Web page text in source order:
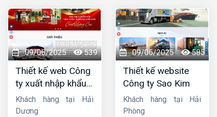
09/06/2025 539
Thiết kế web Công
ty xuất nhập khẩu
Thiên Thuận Phát
Khách hàng tại Hải
Dương
09/06/2025 585
Thiết kế website
Công ty Sao Kim
Khách hàng tại Hải
Phòng